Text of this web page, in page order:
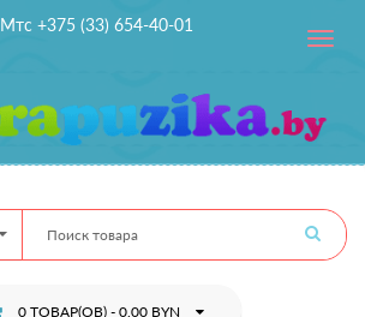
Мтс +375 (33) 654-40-01
Toggle
0 ТОВАР(ОВ) - 0.00 BYN